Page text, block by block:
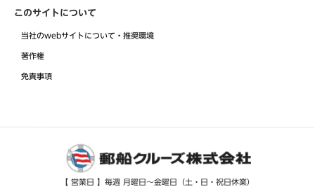
このサイトについて
当社のwebサイトについて・推奨環境
著作権
免責事項
【 営業日 】毎週 月曜日～金曜日（土・日・祝日休業）